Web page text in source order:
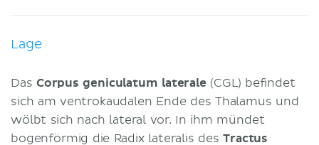
Lage
Das Corpus geniculatum laterale (CGL) befindet
sich am ventrokaudalen Ende des Thalamus und
wölbt sich nach lateral vor. In ihm mündet
bogenförmig die Radix lateralis desTractus